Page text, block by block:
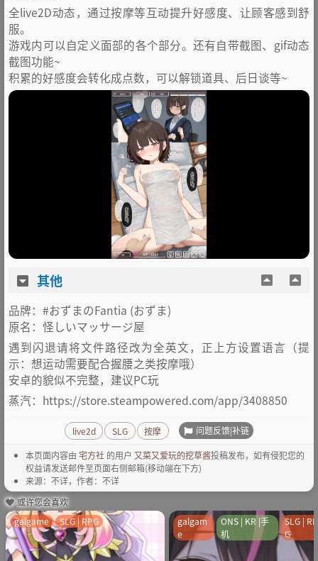
全live2D动态，通过按摩等互动提升好感度、让顾客感到舒
服。
游戏内可以自定义面部的各个部分。还有自带截图、gif动态
截图功能~
积累的好感度会转化成点数，可以解锁道具、后日谈等~
其他
品牌：#おずまのFantia (おずま)
原名：怪しいマッサージ屋
遇到闪退请将文件路径改为全英文，正上方设置语言（提
示：想运动需要配合握腰之类按摩哦）
安卓的貌似不完整，建议PC玩
蒸汽：https://store.steampowered.com/app/3408850
live2d SLG 按摩 问题反馈|补链
本页面内容由 宅方社 的用户 又菜又爱玩的挖草酱投稿发布，如有侵犯您的
权益请发送邮件至页面右侧邮箱(移动端在下方)
来源：不详，作者：不详
或许您会喜欢
galgame SLG | RPG
galgam
e
ONS | KR |手
机
SLG | RP
G